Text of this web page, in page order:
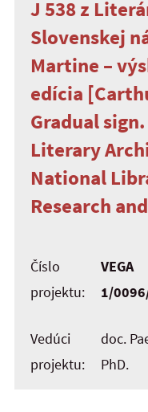
J 538 z
Slovenskej
Martine –
edícia
Gradual
Literary
National
Research and
Číslo
projektu:
VEGA
1/
Vedúci
projektu:
doc.
PhD.